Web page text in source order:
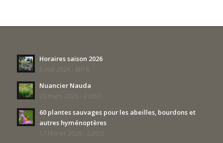
Horaires saison 2026
8 mai 2026 - 8h18
Nuancier Nauda
20 mars 2026 - 21h52
60 plantes sauvages pour les abeilles, bourdons et
autres hyménoptères
17 février 2026 - 22h50